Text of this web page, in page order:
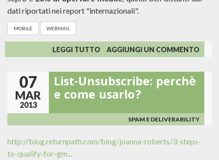
dati riportati nei report "internazionali".
MOBILE WEBMAIL
LEGGI TUTTO SU
EMAIL
SMARTPHONE:
COME
LEGGONO
GLI
AGGIUNGI UN COMMENTO
07
MAR
2013
List-Unsubscribe: perchè
e come usarlo?
SPAM E DELIVERABILITY
http://blog.returnpath.com/blog/joanna-roberts/3-steps-
to-qualify-for-gm...